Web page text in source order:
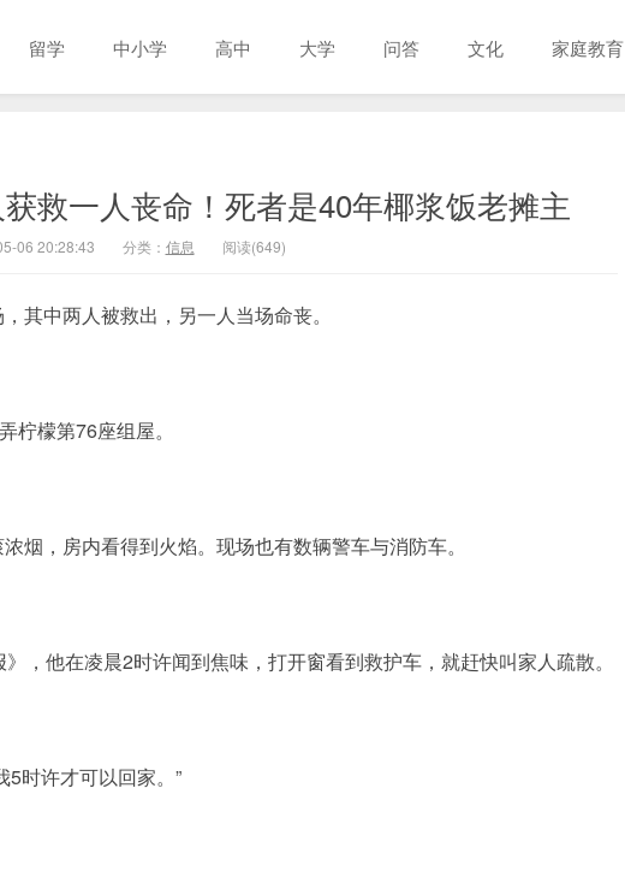
留学 中小学 高中 大学 问答 文化 家庭教育
救一人丧命！死者是40年椰浆饭老摊主
06 20:28:43 分类： 信息 阅读(649)
其中两人被救出，另一人当场命丧。
柠檬第76座组屋。
烟，房内看得到火焰。现场也有数辆警车与消防车。
，他在凌晨2时许闻到焦味，打开窗看到救护车，就赶快叫家人疏散。
5时许才可以回家。”